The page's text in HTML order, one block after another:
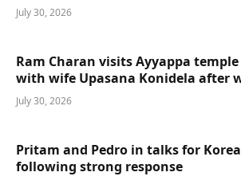
July 30, 2026
Ram Charan visits Ayyappa
with wife Upasana Konidela after
July 30, 2026
Pritam and Pedro in talks for
following strong response